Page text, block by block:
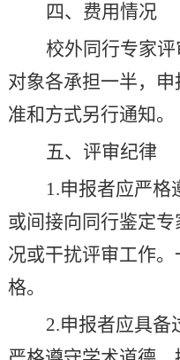
四、费用情况
校外同行专家
对象各承担一半，
准和方式另行通知。
五、评审纪律
1.申报者应严格
或间接向同行鉴定
况或干扰评审工作
格。
2.申报者应具备